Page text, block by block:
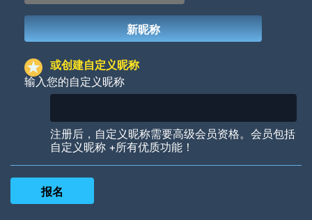
Woof Jungle Cats
或创建自定义昵称
输入您的自定义昵称
注册后，自定义昵称需要高级会员资格。会员包括
自定义昵称 +所有优质功能！